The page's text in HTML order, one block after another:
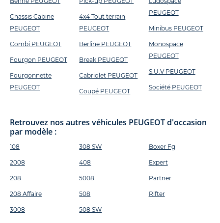
Chassis Cabine
PEUGEOT
Combi PEUGEOT
Fourgon PEUGEOT
Fourgonnette
PEUGEOT
4x4 Tout terrain
PEUGEOT
Berline PEUGEOT
Break PEUGEOT
Cabriolet PEUGEOT
Coupé PEUGEOT
PEUGEOT
Minibus PEUGEOT
Monospace
PEUGEOT
S.U.V PEUGEOT
Société PEUGEOT
Retrouvez nos autres véhicules PEUGEOT d'occasion
par modèle :
108
2008
208
208 Affaire
3008
308 SW
408
5008
508
508 SW
Boxer Fg
Expert
Partner
Rifter